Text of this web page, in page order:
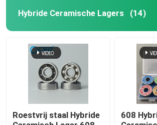
Hybride Ceramische Lagers (14)
Roestvrij staal Hybride
608